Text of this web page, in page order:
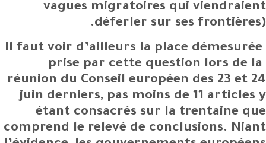
vagues migratoires qui viendraient
déferler sur ses frontières).
Il faut voir d’ailleurs la place démesurée
prise par cette question lors de la
réunion du Conseil européen des 23 et 24
juin derniers, pas moins de 11 articles y
étant consacrés sur la trentaine que
comprend le relevé de conclusions. Niant